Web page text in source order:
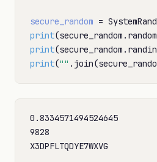
secure_random =
print
print
print(""
0.8334571494524645
9828